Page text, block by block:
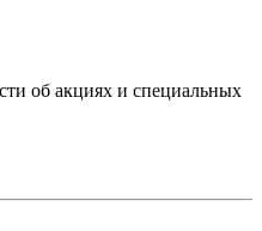
об акциях и специальных